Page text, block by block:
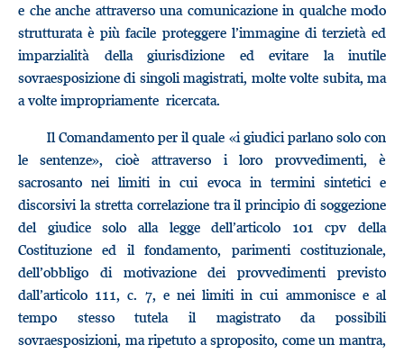
e che anche attraverso una comunicazione in qualche modo
strutturata è più facile proteggere l’immagine di terzietà ed
imparzialità della giurisdizione ed evitare la inutile
sovraesposizione di singoli magistrati, molte volte subita, ma
a volte impropriamente ricercata.
Il Comandamento per il quale «i giudici parlano solo con
le sentenze», cioè attraverso i loro provvedimenti, è
sacrosanto nei limiti in cui evoca in termini sintetici e
discorsivi la stretta correlazione tra il principio di soggezione
del giudice solo alla legge dell’articolo 101 cpv della
Costituzione ed il fondamento, parimenti costituzionale,
dell’obbligo di motivazione dei provvedimenti previsto
dall’articolo 111, c. 7, e nei limiti in cui ammonisce e al
tempo stesso tutela il magistrato da possibili
sovraesposizioni, ma ripetuto a sproposito, come un mantra,